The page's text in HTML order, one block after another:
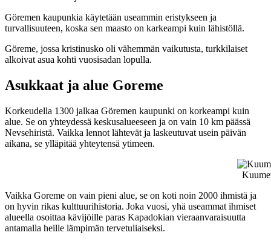
Göremen kaupunkia käytetään useammin eristykseen ja
turvallisuuteen, koska sen maasto on karkeampi kuin lähistöllä.
Göreme, jossa kristinusko oli vähemmän vaikutusta, turkkilaiset
alkoivat asua kohti vuosisadan lopulla.
Asukkaat ja alue Goreme
Korkeudella 1300 jalkaa Göremen kaupunki on korkeampi kuin
alue. Se on yhteydessä keskusalueeseen ja on vain 10 km päässä
Nevsehiristä. Vaikka lennot lähtevät ja laskeutuvat usein päivän
aikana, se ylläpitää yhteytensä ytimeen.
Vaikka Goreme on vain pieni alue, se on koti noin 2000 ihmistä ja
on hyvin rikas kulttuurihistoria. Joka vuosi, yhä useammat ihmiset
alueella osoittaa kävijöille paras Kapadokian vieraanvaraisuutta
antamalla heille lämpimän tervetuliaiseksi.